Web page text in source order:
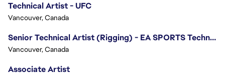
Technical Artist - UFC
Vancouver, Canada
Senior Technical Artist (Rigging) - EA SPORTS Technology
Vancouver, Canada
Associate Artist